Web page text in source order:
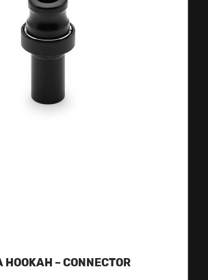
HOOKAH – CONNECTOR